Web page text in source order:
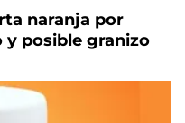
naranja por
y posible granizo